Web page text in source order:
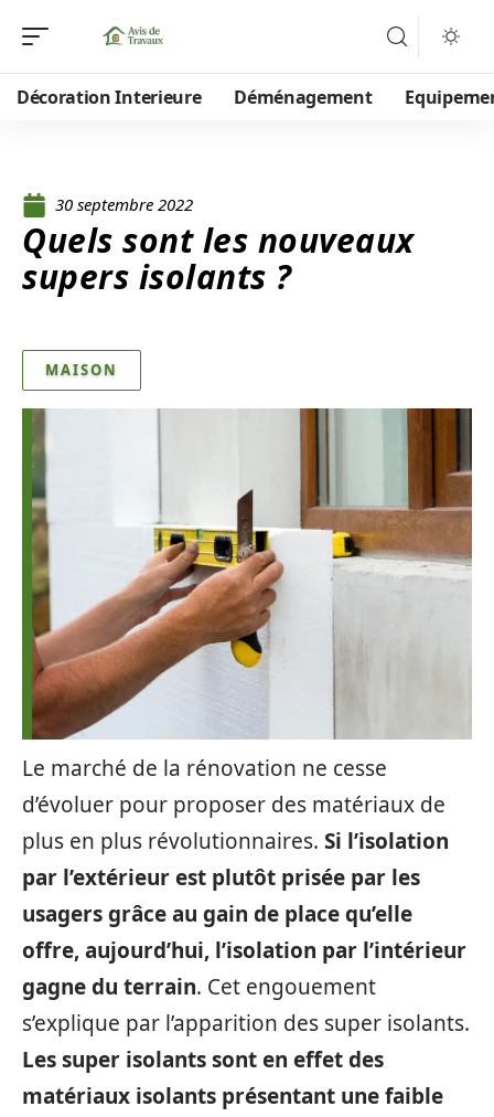
Décoration Interieure Déménagement
30 septembre 2022
Quels sont les nouveaux
supers isolants ?
MAISON
Le marché de la rénovation ne cesse
d’évoluer pour proposer des matériaux de
plus en plus révolutionnaires. Si l’isolation
par l’extérieur est plutôt prisée par les
usagers grâce au gain de place qu’elle
offre, aujourd’hui, l’isolation par l’intérieur
gagne du terrain. Cet engouement
s’explique par l’apparition des super isolants.
Les super isolants sont en effet des
matériaux isolants présentant une faible